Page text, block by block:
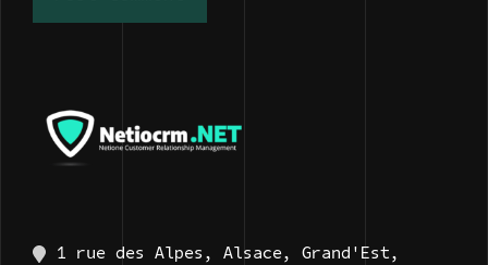
1 rue des Alpes, Alsace, Grand'Est,